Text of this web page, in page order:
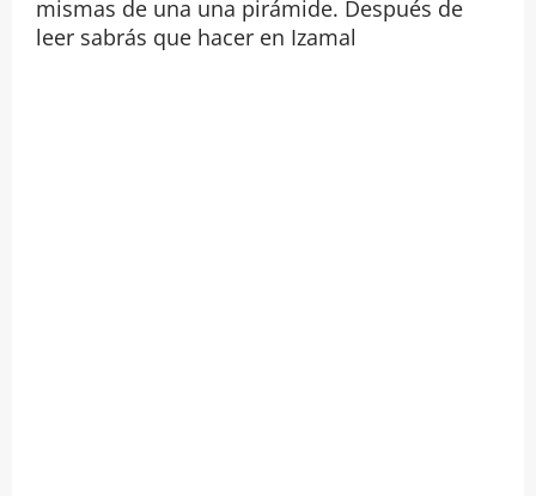
mismas de una una pirámide. Después de
leer sabrás que hacer en Izamal